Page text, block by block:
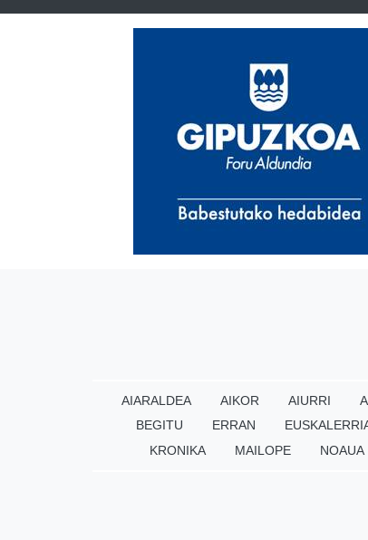
AIARALDEA AIKOR AIURRI
BEGITU
ERRAN
KRONIKA
MAILOPE NOAUA